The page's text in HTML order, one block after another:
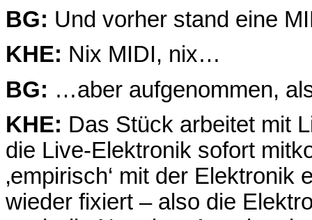
BG: Und vorher stand eine
KHE: Nix MIDI, nix…
BG: …aber aufgenommen,
KHE: Das Stück arbeitet mit
die Live-Elektronik sofort
‚empirisch‘ mit der
wieder fixiert – also die